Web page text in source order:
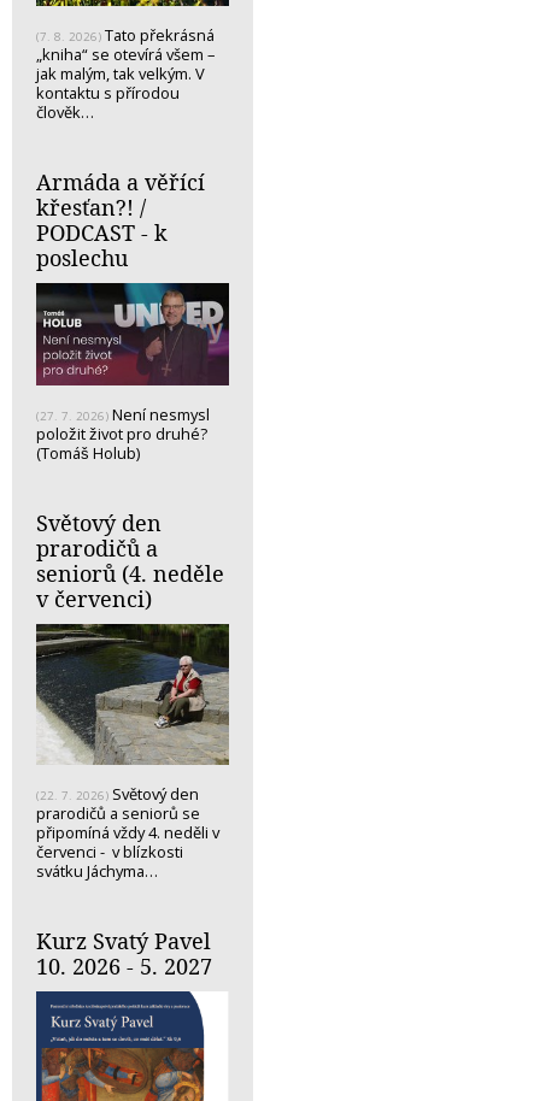
(7. 8. 2026) Tato překrásná
„kniha“ se otevírá všem –
jak malým, tak velkým. V
kontaktu s přírodou
člověk…
Armáda a věřící
křesťan?! /
PODCAST - k
poslechu
(27. 7. 2026) Není nesmysl
položit život pro druhé?
(Tomáš Holub)
Světový den
prarodičů a
seniorů (4. neděle
v červenci)
(22. 7. 2026) Světový den
prarodičů a seniorů se
připomíná vždy 4. neděli v
červenci - v blízkosti
svátku Jáchyma…
Kurz Svatý Pavel
10. 2026 - 5. 2027